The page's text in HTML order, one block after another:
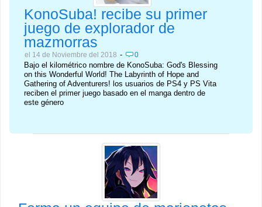
KonoSuba! recibe su primer
juego de explorador de
mazmorras
el 14 de Noviembre del 2018 - 0
Bajo el kilométrico nombre de KonoSuba: God's Blessing
on this Wonderful World! The Labyrinth of Hope and
Gathering of Adventurers! los usuarios de PS4 y PS Vita
reciben el primer juego basado en el manga dentro de
este género